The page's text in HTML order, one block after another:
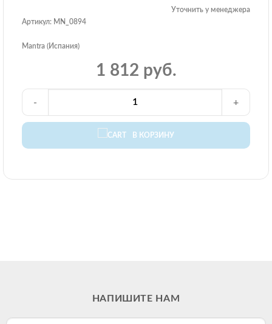
Уточнить у менеджера
Артикул: MN_0894
Mantra (Испания)
1 812 руб.
В КОРЗИНУ
- +
НАПИШИТЕ НАМ